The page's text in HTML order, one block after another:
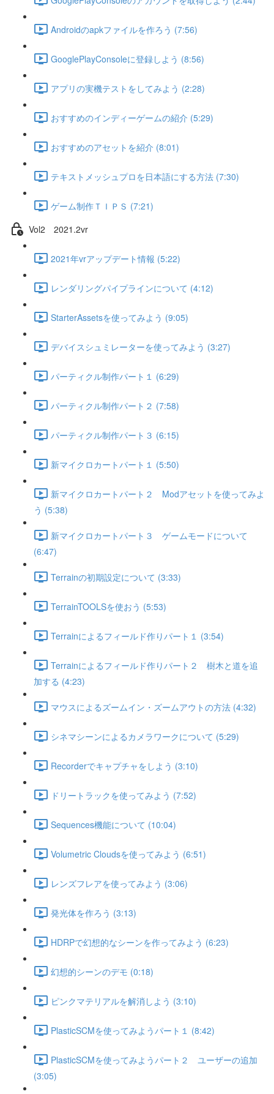
Androidのapkファイルを作ろう (7:56)
GooglePlayConsoleに登録しよう (8:56)
アプリの実機テストをしてみよう (2:28)
おすすめのインディーゲームの紹介 (5:29)
おすすめのアセットを紹介 (8:01)
テキストメッシュプロを日本語にする方法 (7:30)
ゲーム制作ＴＩＰＳ (7:21)
Vol2 2021.2vr
2021年vrアップデート情報 (5:22)
レンダリングパイプラインについて (4:12)
StarterAssetsを使ってみよう (9:05)
デバイスシュミレーターを使ってみよう (3:27)
パーティクル制作パート１ (6:29)
パーティクル制作パート２ (7:58)
パーティクル制作パート３ (6:15)
新マイクロカートパート１ (5:50)
新マイクロカートパート２ Modアセットを使ってみよ
う (5:38)
新マイクロカートパート３ ゲームモードについて
(6:47)
Terrainの初期設定について (3:33)
TerrainTOOLSを使おう (5:53)
Terrainによるフィールド作りパート１ (3:54)
Terrainによるフィールド作りパート２ 樹木と道を追
加する (4:23)
マウスによるズームイン・ズームアウトの方法 (4:32)
シネマシーンによるカメラワークについて (5:29)
Recorderでキャプチャをしよう (3:10)
ドリートラックを使ってみよう (7:52)
Sequences機能について (10:04)
Volumetric Cloudsを使ってみよう (6:51)
レンズフレアを使ってみよう (3:06)
発光体を作ろう (3:13)
HDRPで幻想的なシーンを作ってみよう (6:23)
幻想的シーンのデモ (0:18)
ピンクマテリアルを解消しよう (3:10)
PlasticSCMを使ってみようパート１ (8:42)
PlasticSCMを使ってみようパート２ ユーザーの追加
(3:05)